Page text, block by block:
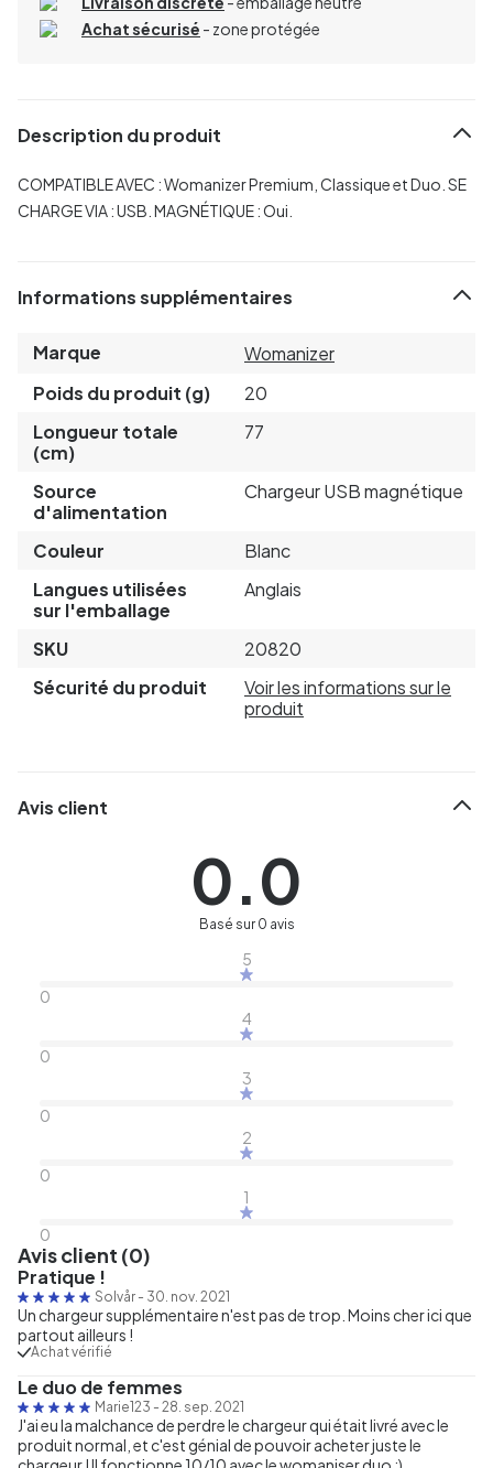
Achat sécurisé - zone protégée
Description du produit
COMPATIBLE AVEC : Womanizer Premium, Classique et Duo. SE
CHARGE VIA : USB. MAGNÉTIQUE : Oui.
Informations supplémentaires
Marque
Womanizer
Poids du produit (g)
20
Longueur totale
(cm)
77
Source
d'alimentation
Chargeur USB magnétique
Couleur
Blanc
Langues utilisées
sur l'emballage
Anglais
SKU
20820
Sécurité du produit
Voir les informations sur le
produit
Avis client
0.0
Basé sur 0 avis
5
0
4
0
3
0
2
0
1
0
Avis client (0)
Pratique !
Solvår - 30. nov. 2021
Un chargeur supplémentaire n'est pas de trop. Moins cher ici que
partout ailleurs !
Achat vérifié
Le duo de femmes
Marie123 - 28. sep. 2021
J'ai eu la malchance de perdre le chargeur qui était livré avec le
produit normal, et c'est génial de pouvoir acheter juste le